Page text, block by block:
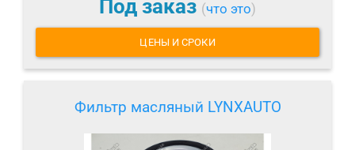
Под заказ (что это)
ЦЕНЫ И СРОКИ
Фильтр масляный LYNXAUTO